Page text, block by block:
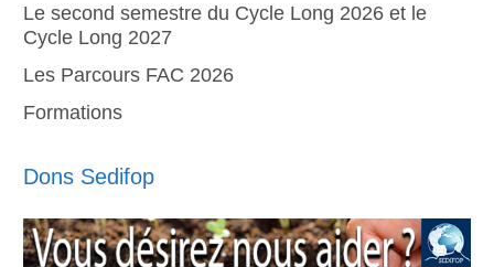
Le second semestre du Cycle Long 2026 et le
Cycle Long 2027
Les Parcours FAC 2026
Formations
Dons Sedifop